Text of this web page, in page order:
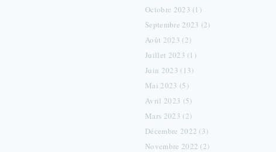
Octobre 2023 (1)
Septembre 2023 (2)
Août 2023 (2)
Juillet 2023 (1)
Juin 2023 (13)
Mai 2023 (5)
Avril 2023 (5)
Mars 2023 (2)
Décembre 2022 (3)
Novembre 2022 (2)